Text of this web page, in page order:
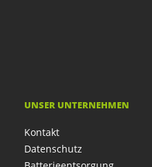
UNSER UNTERNEHMEN
Kontakt
Datenschutz